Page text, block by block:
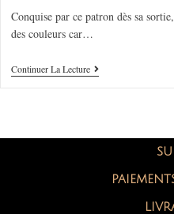
Conquise par ce patron dès sa
des couleurs car…
Continuer La Lecture